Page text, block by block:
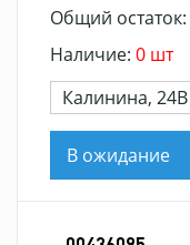
Общий остаток:
Наличие: 0 шт
Калинина, 24В
В ожидание